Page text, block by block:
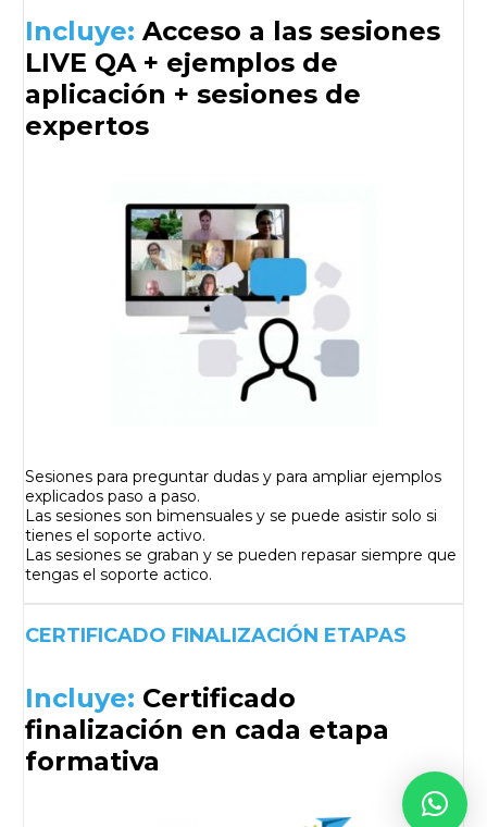
Incluye: Acceso a las sesiones
LIVE QA + ejemplos de
aplicación + sesiones de
expertos
Sesiones para preguntar dudas y para ampliar ejemplos
explicados paso a paso.
Las sesiones son bimensuales y se puede asistir solo si
tienes el soporte activo.
Las sesiones se graban y se pueden repasar siempre que
tengas el soporte actico.
CERTIFICADO FINALIZACIÓN ETAPAS
Incluye: Certificado
finalización en cada etapa
formativa